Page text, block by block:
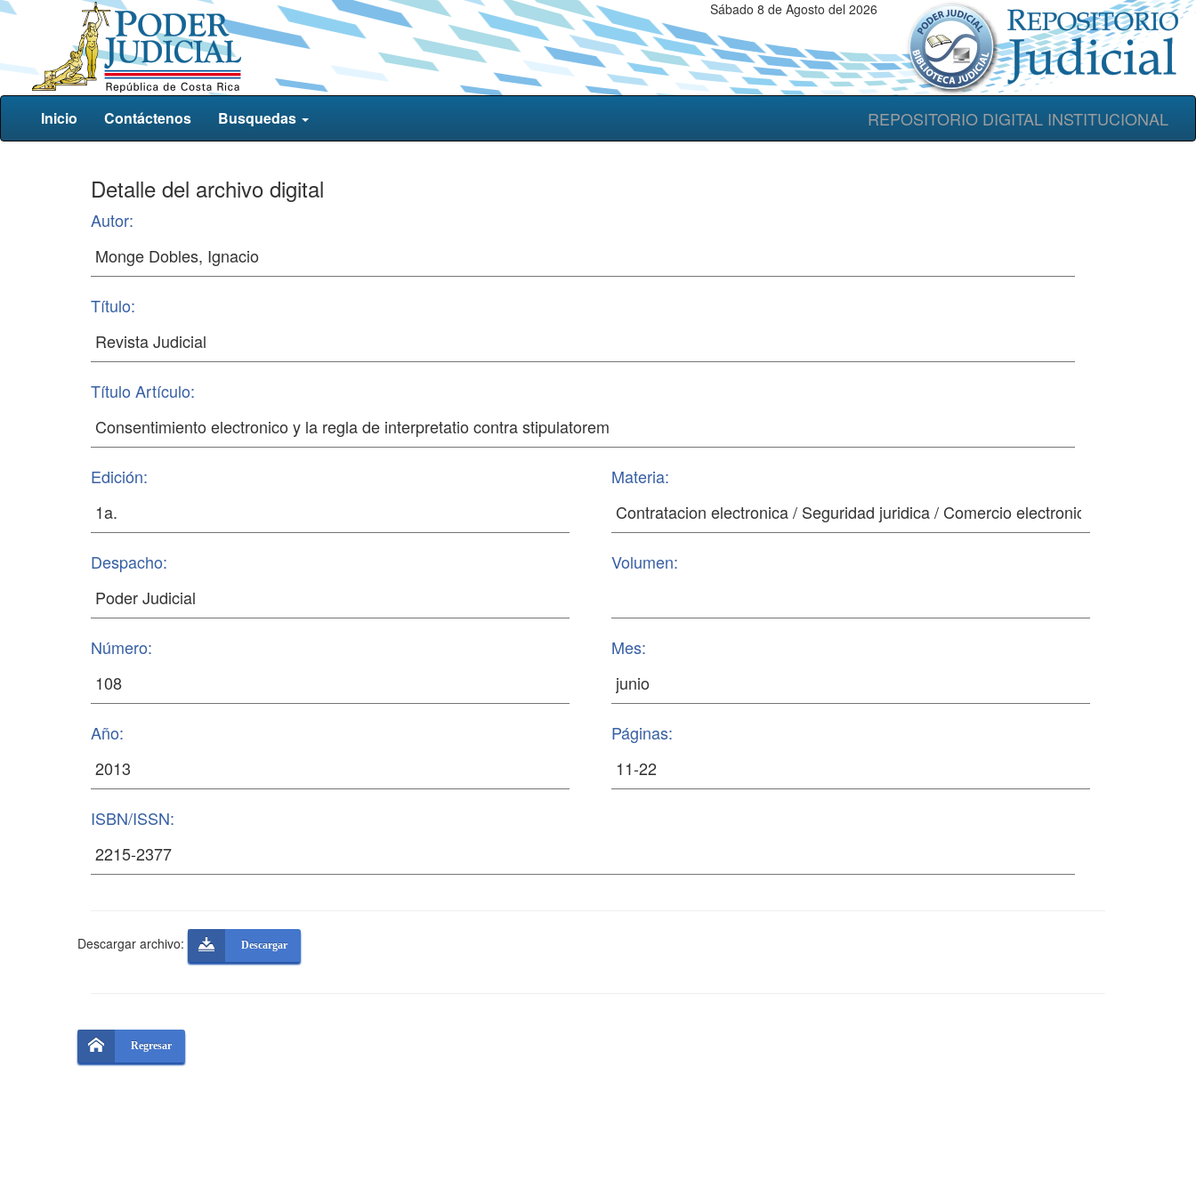
Sábado 8 de Agosto del 2026
REPOSITORIO DIGITAL INSTITUCIONAL
Inicio Contáctenos Busquedas
Detalle del archivo digital
Autor:
Título:
Título Artículo:
Edición: Materia:
Despacho: Volumen:
Número: Mes:
Año: Páginas:
ISBN/ISSN:
Descargar archivo: Descargar
Regresar